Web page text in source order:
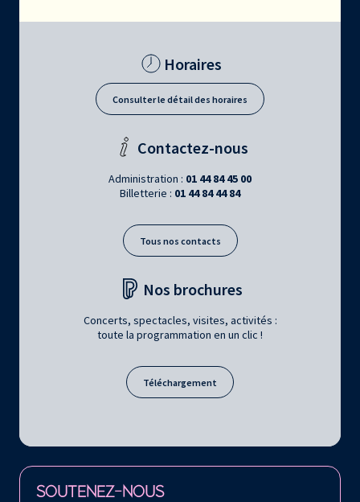
Horaires
Consulter le détail des horaires
Contactez-nous
Administration : 01 44 84 45 00
Billetterie : 01 44 84 44 84
Tous nos contacts
Nos brochures
Concerts, spectacles, visites, activités :
toute la programmation en un clic !
Téléchargement
SOUTENEZ-NOUS
Retrouvez la Philharmonie de Paris sur